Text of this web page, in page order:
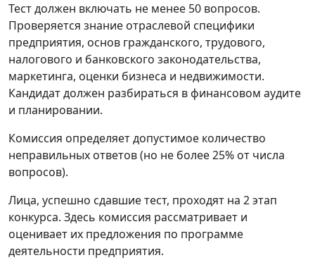
Тест должен включать не менее 50 вопросов.
Проверяется знание отраслевой специфики
предприятия, основ гражданского, трудового,
налогового и банковского законодательства,
маркетинга, оценки бизнеса и недвижимости.
Кандидат должен разбираться в финансовом аудите
и планировании.
Комиссия определяет допустимое количество
неправильных ответов (но не более 25% от числа
вопросов).
Лица, успешно сдавшие тест, проходят на 2 этап
конкурса. Здесь комиссия рассматривает и
оценивает их предложения по программе
деятельности предприятия.